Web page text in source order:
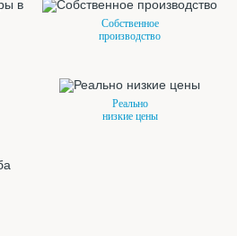
Собственное
производство
Реально
низкие цены